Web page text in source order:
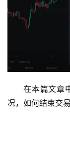
在本篇文章
况，如何结束交